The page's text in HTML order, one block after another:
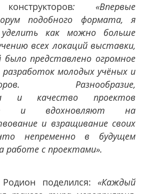
: «Впервые
подобного формата, я
уделить как можно больше
всех локаций выставки,
представлено огромное
разработок молодых учёных и
Разнообразие,
и качество проектов
и вдохновляют на
и взращивание своих
непременно в будущем
работе с проектами».
поделился: «Каждый